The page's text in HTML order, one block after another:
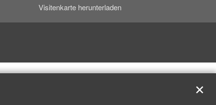
Visitenkarte herunterladen
✕